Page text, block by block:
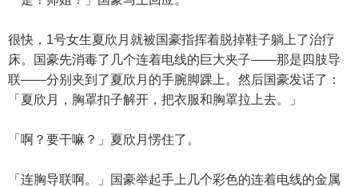
很快，1号女生夏欣月就被国豪指挥着脱掉鞋子躺上了治疗
床。国豪先消毒了几个连着电线的巨大夹子——那是四肢导
联——分别夹到了夏欣月的手腕脚踝上。然后国豪发话了：
「夏欣月，胸罩扣子解开，把衣服和胸罩拉上去。」
「啊？要干嘛？」夏欣月愣住了。
「连胸导联啊。」国豪举起手上几个彩色的连着电线的金属